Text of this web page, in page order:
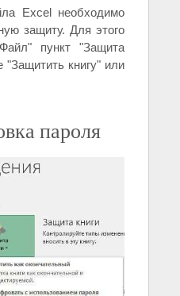
Excel необходимо
защиту. Для этого
пункт "Защита
"Защитить книгу" или
пароля